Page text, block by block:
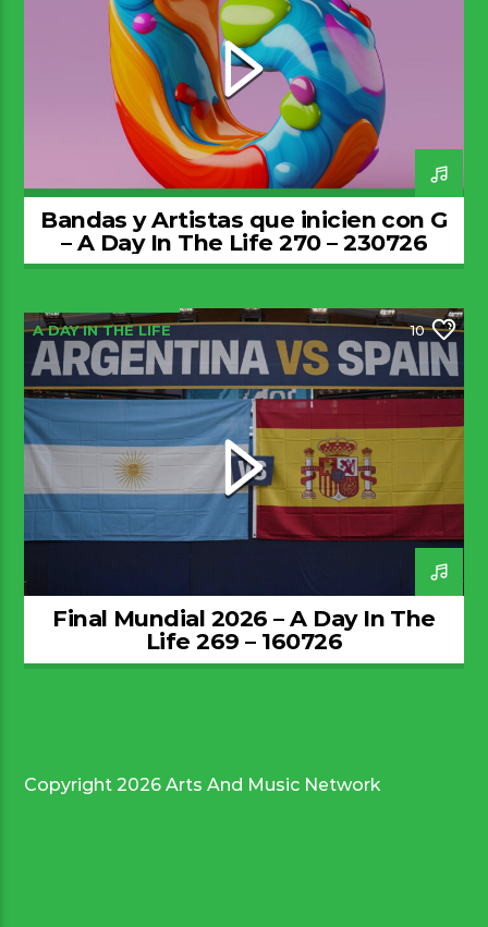
Bandas y Artistas que inicien con G
– A Day In The Life 270 – 230726
A DAY IN THE LIFE 10
Final Mundial 2026 – A Day In The
Life 269 – 160726
Copyright 2026 Arts And Music Network